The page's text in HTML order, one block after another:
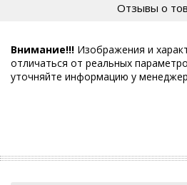
Отзывы о
Внимание!!! Изображения и
отличаться от реальных
уточняйте информацию у